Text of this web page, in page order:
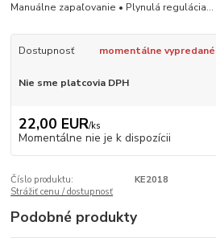
Manuálne zapaľovanie • Plynulá regulácia...
Dostupnosť momentálne vypredané
Nie sme platcovia DPH
22,00 EUR/ks
Momentálne nie je k dispozícii
Číslo produktu:
KE2018
Strážiť cenu / dostupnosť
Podobné produkty